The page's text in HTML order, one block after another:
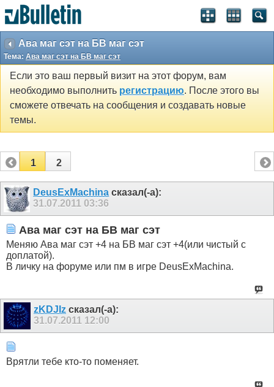
Ава маг сэт на БВ маг сэт
Тема: Ава маг сэт на БВ маг сэт
Если это ваш первый визит на этот форум, вам
необходимо выполнить регистрацию. После этого вы
сможете отвечать на сообщения и создавать новые
темы.
1 2
DeusExMachina сказал(-а):
31.07.2011 03:36
Ава маг сэт на БВ маг сэт
Меняю Ава маг сэт +4 на БВ маг сэт +4(или чистый с
доплатой).
В личку на форуме или пм в игре DeusExMachina.
zKDJIz сказал(-а):
31.07.2011 12:00
Врятли тебе кто-то поменяет.